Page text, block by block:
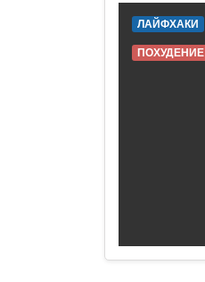
ЛАЙФХАКИ
ПОХУДЕНИЕ